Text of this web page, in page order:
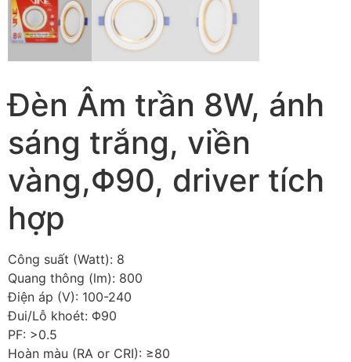
Đèn Âm trần 8W, ánh
sáng trắng, viền
vàng,Φ90, driver tích
hợp
Công suất (Watt): 8
Quang thông (lm): 800
Điện áp (V): 100-240
Đui/Lỗ khoét: Φ90
PF: >0.5
Hoàn màu (RA or CRI): ≥80